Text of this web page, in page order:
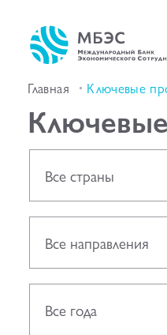
Главная Ключевые
Все страны
Все направления
Все года